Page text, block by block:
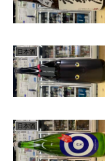
日本酒
日本酒